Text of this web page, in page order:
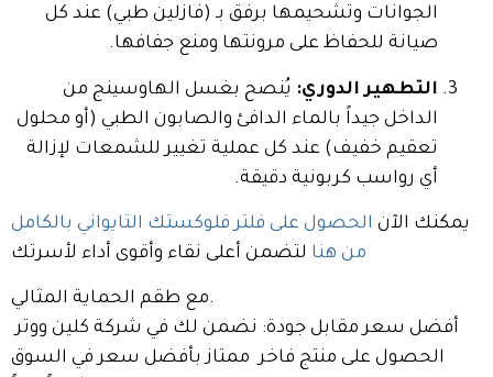
الجوانات وتشحيمها برفق بـ (فازلين طبي) عند كل
صيانة للحفاظ على مرونتها ومنع جفافها.
التطهير الدوري: يُنصح بغسل الهاوسينج من
الداخل جيداً بالماء الدافئ والصابون الطبي (أو محلول
تعقيم خفيف) عند كل عملية تغيير للشمعات لإزالة
أي رواسب كربونية دقيقة.
يمكنك الآن الحصول على فلتر فلوكستك التايواني بالكامل
من هنا لتضمن أعلى نقاء وأقوى أداء لأسرتك
مع طقم الحماية المثالي.
أفضل سعر مقابل جودة: نضمن لك في شركة كلين ووتر
الحصول على منتج فاخر ممتاز بأفضل سعر في السوق